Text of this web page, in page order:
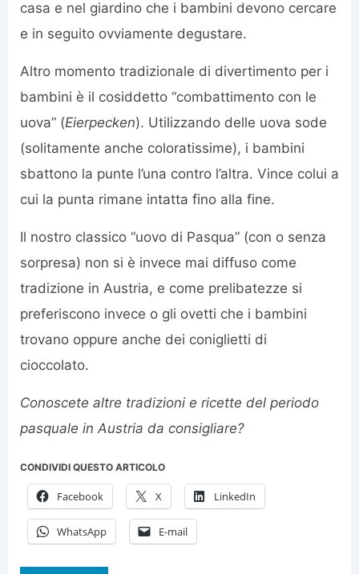
casa e nel giardino che i bambini devono cercare
e in seguito ovviamente degustare.
Altro momento tradizionale di divertimento per i
bambini è il cosiddetto “combattimento con le
uova” (Eierpecken). Utilizzando delle uova sode
(solitamente anche coloratissime), i bambini
sbattono la punte l’una contro l’altra. Vince colui a
cui la punta rimane intatta fino alla fine.
Il nostro classico “uovo di Pasqua” (con o senza
sorpresa) non si è invece mai diffuso come
tradizione in Austria, e come prelibatezze si
preferiscono invece o gli ovetti che i bambini
trovano oppure anche dei coniglietti di
cioccolato.
Conoscete altre tradizioni e ricette del periodo
pasquale in Austria da consigliare?
CONDIVIDI QUESTO ARTICOLO
Facebook X LinkedIn
WhatsApp E-mail